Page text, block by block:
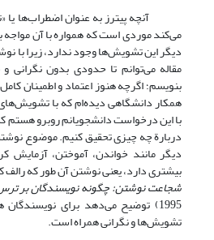
آنچه پیترز به عنوان اضطراب‌ها یا
می‌کند موردی است که همواره با آن مواجه
دیگر این تشویش‌ها وجود ندارد، زیرا با
مقاله می‌توانم تا حدودی بدون نگرانی
بنویسم؛ اگرچه هنوز اعتماد و اطمینان
همکار دانشگاهی دیده‌ام که با
با این درخواست دانشجویانم روبرو هستم
دربارة چه چیزی تحقیق کنیم. موضوع
دیگر مانند خواندن، آموختن،
بیشتری دارد، یعنی نوشتن آن طور که
شجاعت نوشتن: چگونه نویسندگان بر
1995) توضیح می‌دهد برای
تشویش‌ها و نگرانی همراه است.